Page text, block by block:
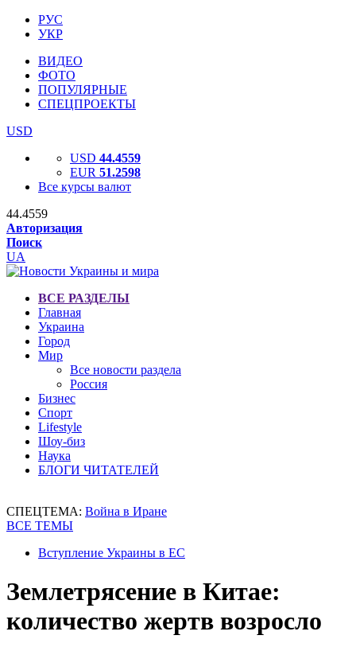
РУС
УКР
ВИДЕО
ФОТО
ПОПУЛЯРНЫЕ
СПЕЦПРОЕКТЫ
USD
USD 44.4559
EUR 51.2598
Все курсы валют
44.4559
Авторизация
Поиск
UA
ВСЕ РАЗДЕЛЫ
Главная
Украина
Город
Мир
Все новости раздела
Россия
Бизнес
Спорт
Lifestyle
Шоу-биз
Наука
БЛОГИ ЧИТАТЕЛЕЙ
СПЕЦТЕМА: Война в Иране
ВСЕ ТЕМЫ
Вступление Украины в ЕС
Землетрясение в Китае:
количество жертв возросло